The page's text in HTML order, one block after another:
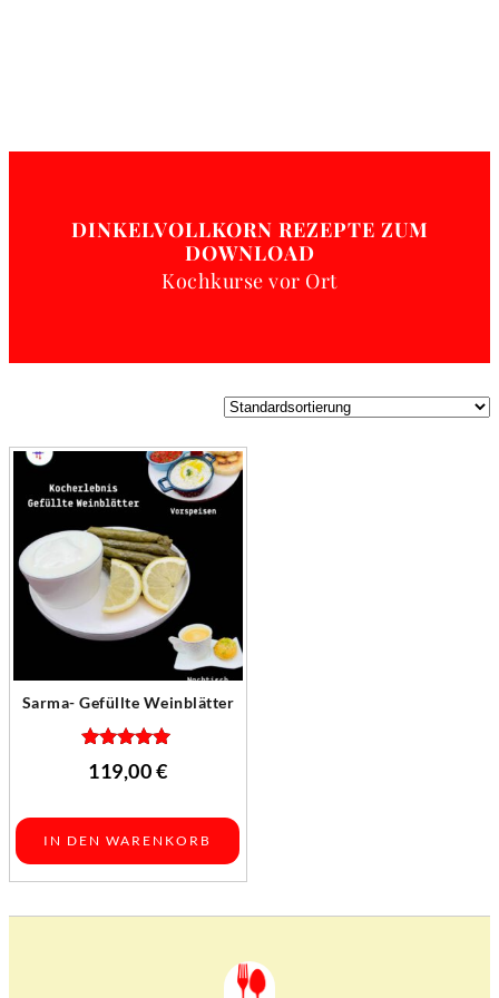
DINKELVOLLKORN REZEPTE ZUM
DOWNLOAD
Kochkurse vor Ort
Sarma- Gefüllte Weinblätter
Bewertet mit
5.00
119,00€
IN DEN WARENKORB